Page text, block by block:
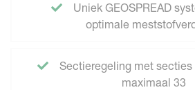
Uniek GEOSPREAD
optimale
Sectieregeling met
maximaal 33